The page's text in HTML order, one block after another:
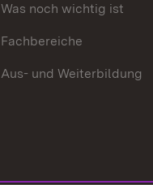
Was noch wichtig ist
Fachbereiche
Aus- und Weiterbildung